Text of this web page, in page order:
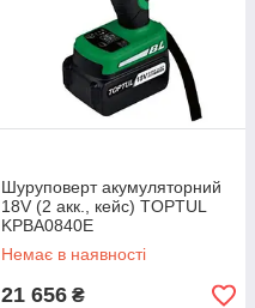
Шуруповерт акумуляторний
18V (2 акк., кейс) TOPTUL
KPBA0840E
Немає в наявності
21 656 ₴